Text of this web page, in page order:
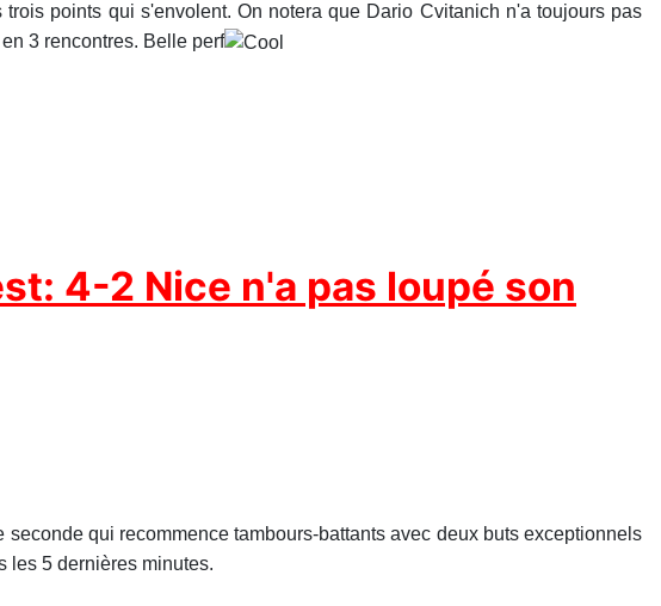
points qui s'envolent. On notera que Dario Cvitanich n'a toujours pas
3 rencontres. Belle perf
4-2 Nice n'a pas loupé son
qui recommence tambours-battants avec deux buts exceptionnels
les 5 dernières minutes.